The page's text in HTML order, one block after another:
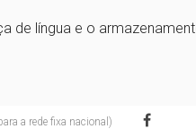
de língua e o
a rede fixa nacional)